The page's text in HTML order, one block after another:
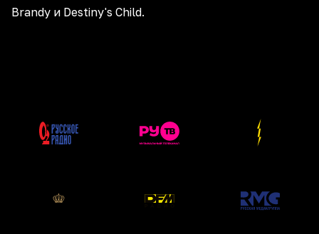
Brandy и Destiny's Child.